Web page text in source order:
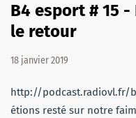
B4 esport # 15 -
le retour
18 janvier 2019
http://podcast.radiovl.fr/
étions resté sur notre